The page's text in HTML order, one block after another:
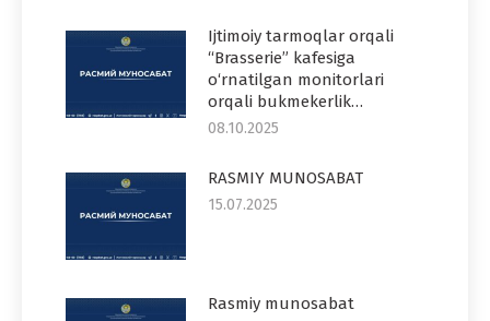
Ijtimoiy tarmoqlar orqali
“Brasserie” kafesiga
o‘rnatilgan monitorlari
orqali bukmekerlik…
08.10.2025
RASMIY MUNOSABAT
15.07.2025
Rasmiy munosabat